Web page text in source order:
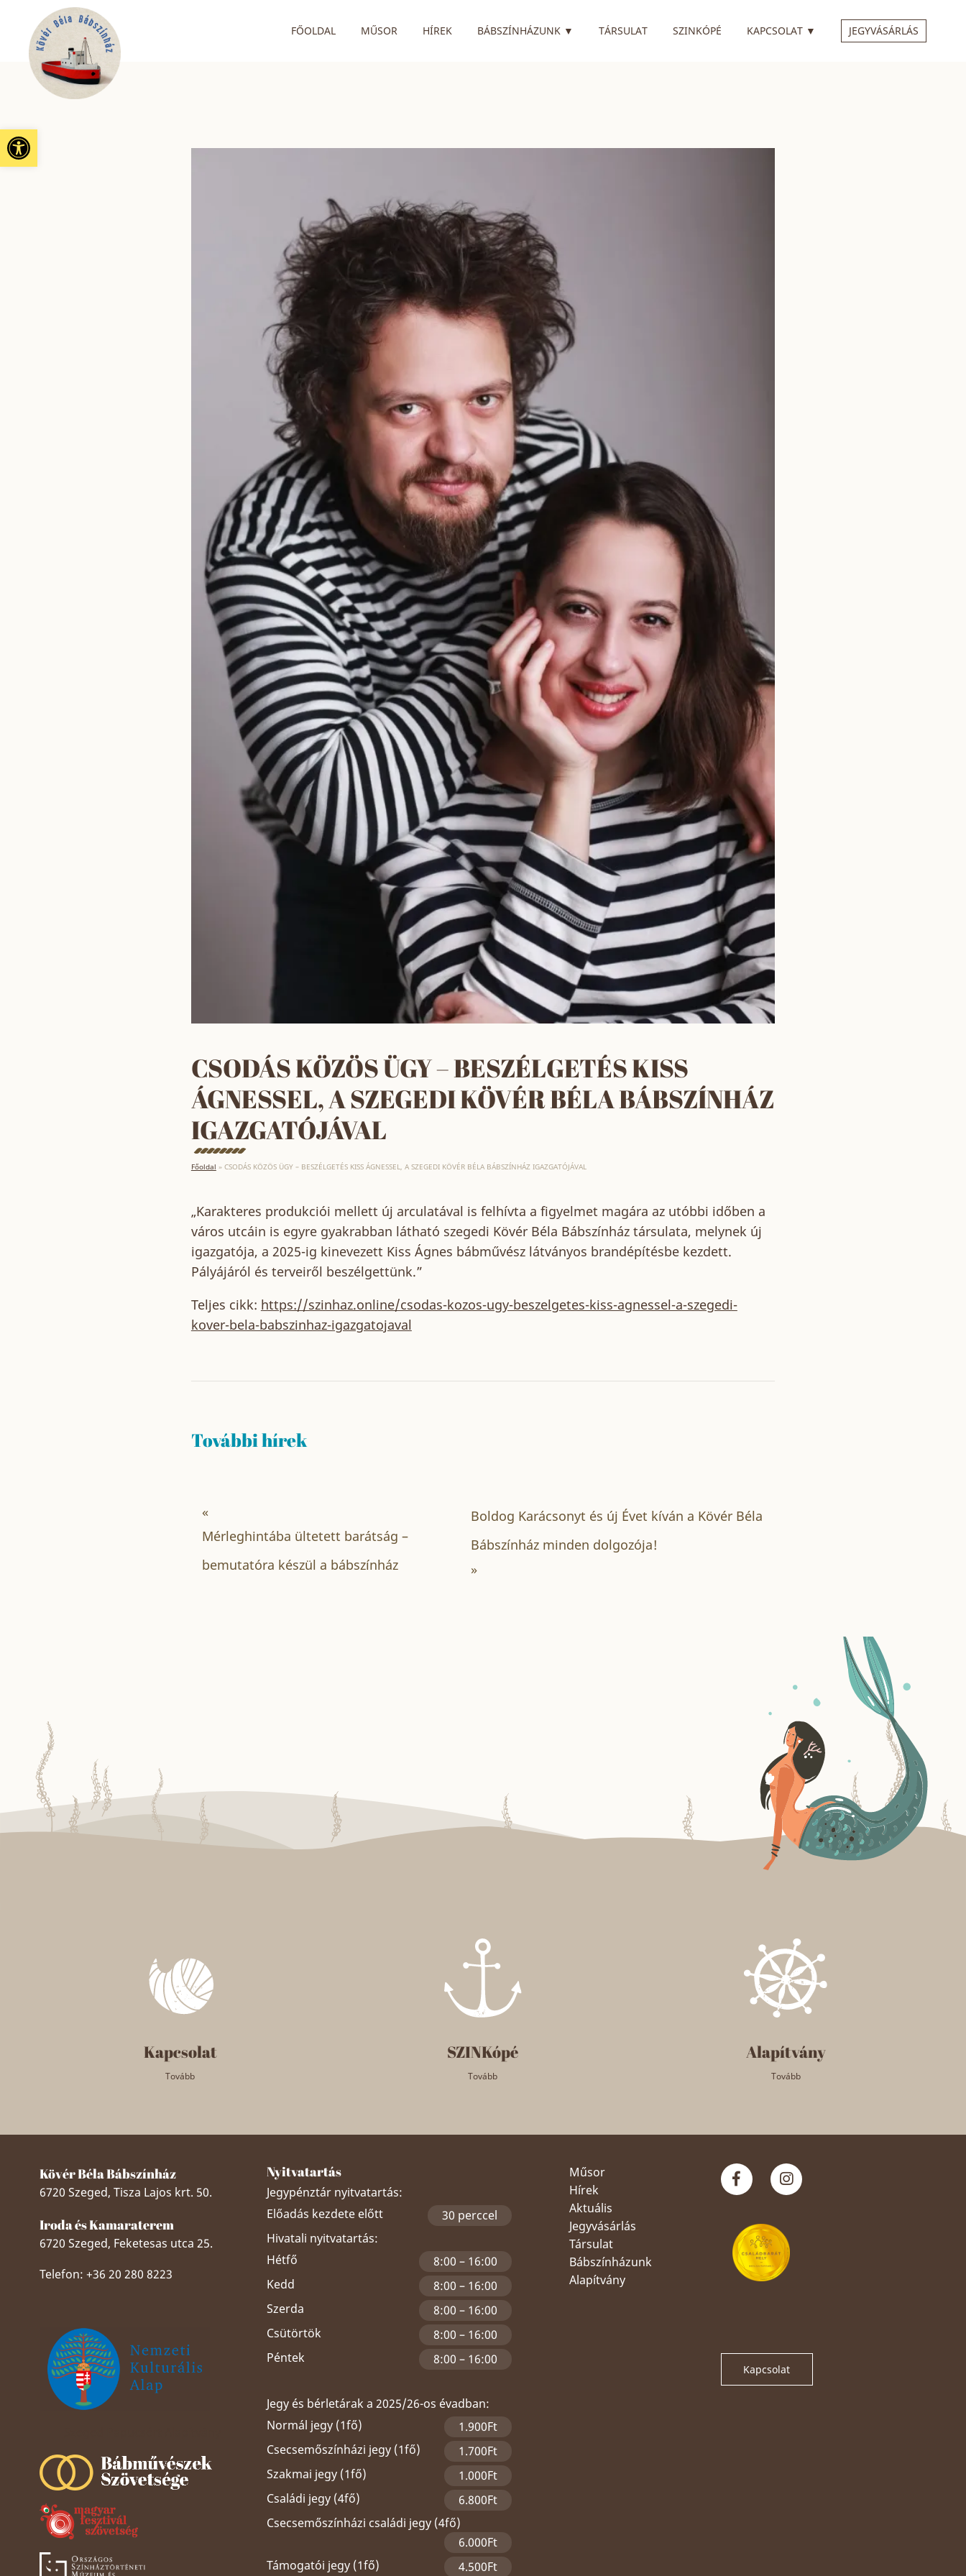
Eszköztár megnyitása
FŐOLDAL MŰSOR HÍREK BÁBSZÍNHÁZUNK ▼ RENDELKEZIK ALMENÜVEL
TÁRSULAT SZINKÓPÉ KAPCSOLAT ▼ RENDELKEZIK ALMENÜVEL
JEGYVÁSÁRLÁS
CSODÁS KÖZÖS ÜGY – BESZÉLGETÉS KISS
ÁGNESSEL, A SZEGEDI KÖVÉR BÉLA BÁBSZÍNHÁZ
IGAZGATÓJÁVAL
Főoldal » CSODÁS KÖZÖS ÜGY – BESZÉLGETÉS KISS ÁGNESSEL, A SZEGEDI KÖVÉR BÉLA BÁBSZÍNHÁZ IGAZGATÓJÁVAL
„Karakteres produkciói mellett új arculatával is felhívta a figyelmet magára az utóbbi időben a
város utcáin is egyre gyakrabban látható szegedi Kövér Béla Bábszínház társulata, melynek új
igazgatója, a 2025-ig kinevezett Kiss Ágnes bábművész látványos brandépítésbe kezdett.
Pályájáról és terveiről beszélgettünk.”
Teljes cikk: https://szinhaz.online/csodas-kozos-ugy-beszelgetes-kiss-agnessel-a-szegedi-
kover-bela-babszinhaz-igazgatojaval
További hírek
«
Mérleghintába ültetett barátság –
bemutatóra készül a bábszínház
Boldog Karácsonyt és új Évet kíván a Kövér Béla
Bábszínház minden dolgozója!
»
Kapcsolat
Tovább
SZINKópé
Tovább
Alapítvány
Tovább
Kövér Béla Bábszínház
6720 Szeged, Tisza Lajos krt. 50.
Iroda és Kamaraterem
6720 Szeged, Feketesas utca 25.
Telefon: +36 20 280 8223
Nyitvatartás
Jegypénztár nyitvatartás:
Előadás kezdete előtt
30 perccel
Hivatali nyitvatartás:
Hétfő
8:00 – 16:00
Kedd
8:00 – 16:00
Szerda
8:00 – 16:00
Csütörtök
8:00 – 16:00
Péntek
8:00 – 16:00
Jegy és bérletárak a 2025/26-os évadban:
Normál jegy (1fő)
1.900Ft
Csecsemőszínházi jegy (1fő)
1.700Ft
Szakmai jegy (1fő)
1.000Ft
Családi jegy (4fő)
6.800Ft
Csecsemőszínházi családi jegy (4fő)
6.000Ft
Támogatói jegy (1fő)
4.500Ft
Műsor
Hírek
Aktuális
Jegyvásárlás
Társulat
Bábszínházunk
Alapítvány
Kapcsolat